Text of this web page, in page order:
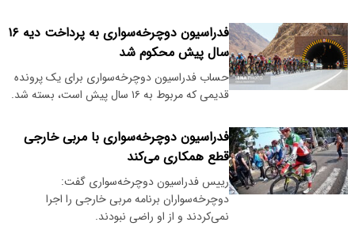
فدراسیون دوچرخه‌سواری به پرداخت دیه ۱۶
سال پیش محکوم شد
حساب فدراسیون دوچرخه‌سواری برای یک پرونده
قدیمی که مربوط به ۱۶ سال پیش است، بسته شد.
فدراسیون دوچرخه‌سواری با مربی خارجی
قطع همکاری می‌کند
رییس فدراسیون دوچرخه‌سواری گفت:
دوچرخه‌سواران برنامه مربی خارجی را اجرا
نمی‌کردند و از او راضی نبودند.